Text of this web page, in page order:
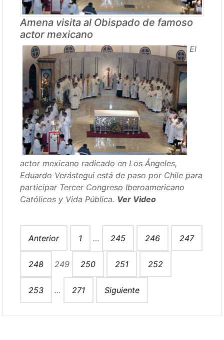
Amena visita al Obispado de famoso
actor mexicano
El
actor mexicano radicado en Los Ángeles,
Eduardo Verástegui está de paso por Chile para
participar Tercer Congreso Iberoamericano
Católicos y Vida Pública. Ver Video
de
entradas
Anterior 1 … 245 246 247
248 249 250 251 252
253 … 271 Siguiente